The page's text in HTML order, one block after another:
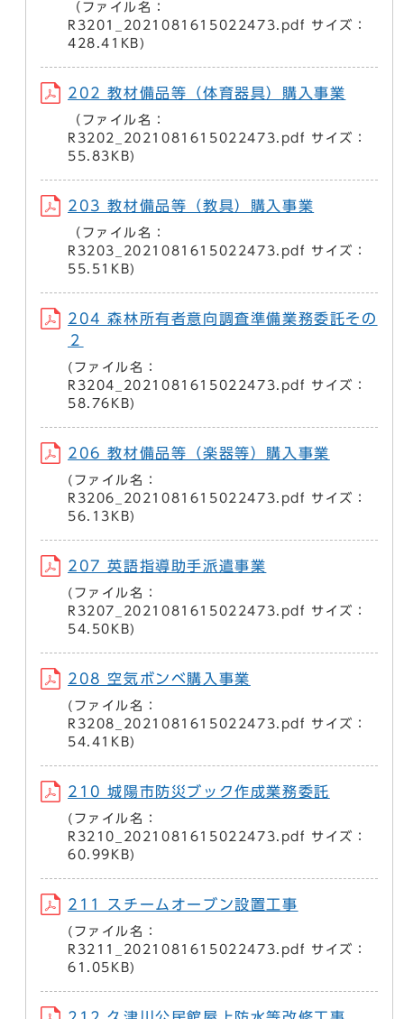
（ファイル名：
R3201_2021081615022473.pdf サイズ：
428.41KB)
202 教材備品等（体育器具）購入事業
（ファイル名：
R3202_2021081615022473.pdf サイズ：
55.83KB)
203 教材備品等（教具）購入事業
（ファイル名：
R3203_2021081615022473.pdf サイズ：
55.51KB)
204 森林所有者意向調査準備業務委託その
２
(ファイル名：
R3204_2021081615022473.pdf サイズ：
58.76KB)
206 教材備品等（楽器等）購入事業
(ファイル名：
R3206_2021081615022473.pdf サイズ：
56.13KB)
207 英語指導助手派遣事業
(ファイル名：
R3207_2021081615022473.pdf サイズ：
54.50KB)
208 空気ボンベ購入事業
(ファイル名：
R3208_2021081615022473.pdf サイズ：
54.41KB)
210 城陽市防災ブック作成業務委託
(ファイル名：
R3210_2021081615022473.pdf サイズ：
60.99KB)
211 スチームオーブン設置工事
(ファイル名：
R3211_2021081615022473.pdf サイズ：
61.05KB)